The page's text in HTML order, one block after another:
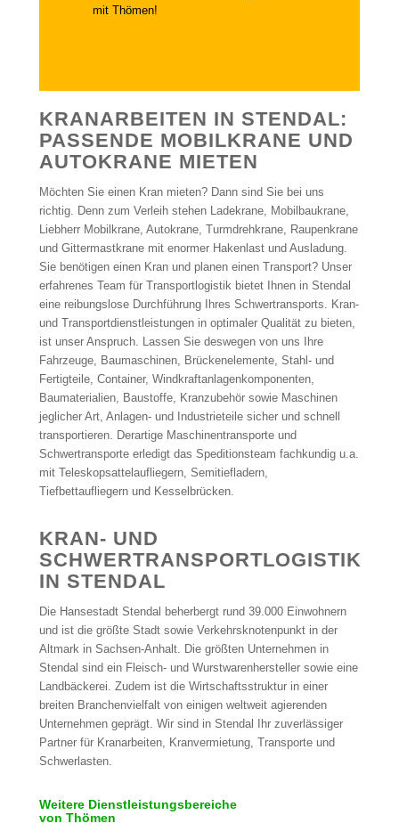
mit Thömen!
KRANARBEITEN IN STENDAL:
PASSENDE MOBILKRANE UND
AUTOKRANE MIETEN
Möchten Sie einen Kran mieten? Dann sind Sie bei uns
richtig. Denn zum Verleih stehen Ladekrane, Mobilbaukrane,
Liebherr Mobilkrane, Autokrane, Turmdrehkrane, Raupenkrane
und Gittermastkrane mit enormer Hakenlast und Ausladung.
Sie benötigen einen Kran und planen einen Transport? Unser
erfahrenes Team für Transportlogistik bietet Ihnen in Stendal
eine reibungslose Durchführung Ihres Schwertransports. Kran-
und Transportdienstleistungen in optimaler Qualität zu bieten,
ist unser Anspruch. Lassen Sie deswegen von uns Ihre
Fahrzeuge, Baumaschinen, Brückenelemente, Stahl- und
Fertigteile, Container, Windkraftanlagenkomponenten,
Baumaterialien, Baustoffe, Kranzubehör sowie Maschinen
jeglicher Art, Anlagen- und Industrieteile sicher und schnell
transportieren. Derartige Maschinentransporte und
Schwertransporte erledigt das Speditionsteam fachkundig u.a.
mit Teleskopsattelaufliegern, Semitiefladern,
Tiefbettaufliegern und Kesselbrücken.
KRAN- UND
SCHWERTRANSPORTLOGISTIK
IN STENDAL
Die Hansestadt Stendal beherbergt rund 39.000 Einwohnern
und ist die größte Stadt sowie Verkehrsknotenpunkt in der
Altmark in Sachsen-Anhalt. Die größten Unternehmen in
Stendal sind ein Fleisch- und Wurstwarenhersteller sowie eine
Landbäckerei. Zudem ist die Wirtschaftsstruktur in einer
breiten Branchenvielfalt von einigen weltweit agierenden
Unternehmen geprägt. Wir sind in Stendal Ihr zuverlässiger
Partner für Kranarbeiten, Kranvermietung, Transporte und
Schwerlasten.
Weitere Dienstleistungsbereiche
von Thömen